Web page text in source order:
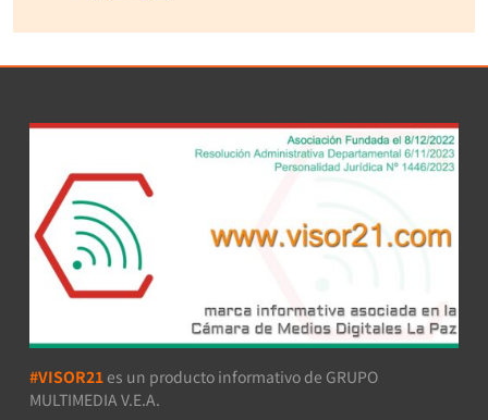
#VISOR21 es un producto informativo de GRUPO
MULTIMEDIA V.E.A.